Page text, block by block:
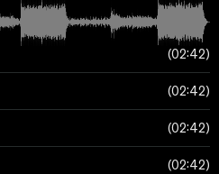
02:42
02:42
02:42
02:42